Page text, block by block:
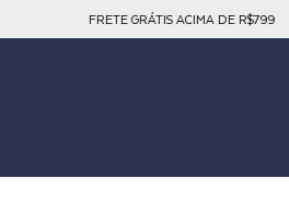
FRETE GRÁTIS ACIMA DE R$799